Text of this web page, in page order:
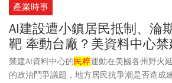
產業時事
AI建設遭小鎮居民抵制、淪
靶 牽動台廠？美資料中心
禁建AI資料中心的民粹運動在美國各州野火
的政治鬥爭議題，地方居民抗爭潮是否造成